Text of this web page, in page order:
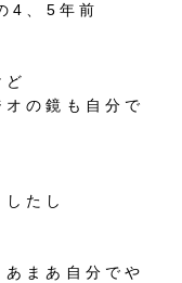
4、5年前
の鏡も自分で
たし
まあ自分でや